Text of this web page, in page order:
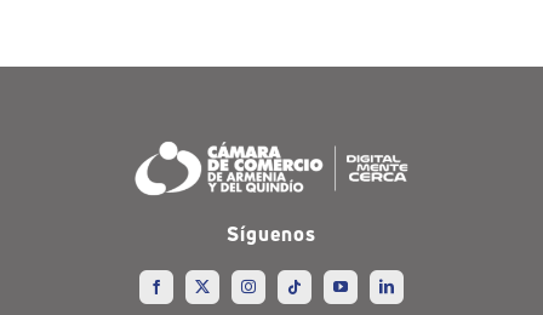
Síguenos